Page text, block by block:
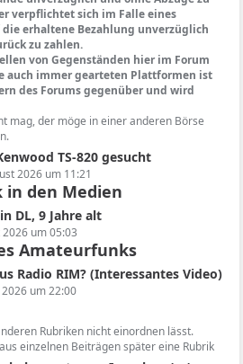
verpflichtet sich im Falle eines
erhaltene Bezahlung unverzüglich
zu zahlen.
von Gegenständen hier im Forum
auch immer gearteten Plattformen ist
des Forums gegenüber und wird
mag, der möge in einer anderen Börse
TS-820 gesucht
2026 um 11:21
den Medien
DL, 9 Jahre alt
um 05:03
Amateurfunks
Radio RIM? (Interessantes Video)
um 22:00
Rubriken nicht einordnen lässt.
einzelnen Beiträgen später eine Rubrik